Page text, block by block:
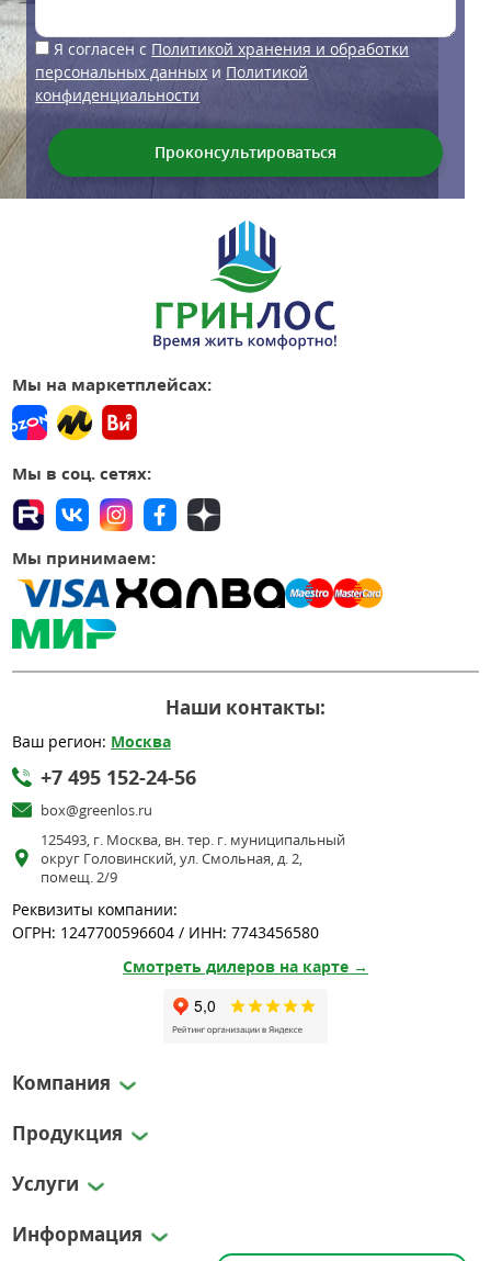
Я согласен с Политикой хранения и обработки
персональных данных и Политикой
конфиденциальности
Мы на маркетплейсах:
Мы в соц. сетях:
Мы принимаем:
Наши контакты:
Ваш регион: Москва
+7 495 152-24-56
box@greenlos.ru
125493, г. Москва, вн. тер. г. муниципальный
округ Головинский, ул. Смольная, д. 2,
помещ. 2/9
Реквизиты компании:
ОГРН: 1247700596604 / ИНН: 7743456580
Смотреть дилеров на карте →
Компания
Продукция
Услуги
Информация